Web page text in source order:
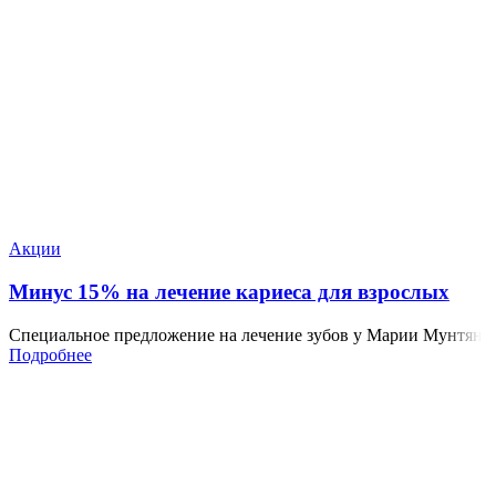
Акции
Минус 15% на лечение кариеса для взрослых
Специальное предложение на лечение зубов у Марии Мунтян
Подробнее